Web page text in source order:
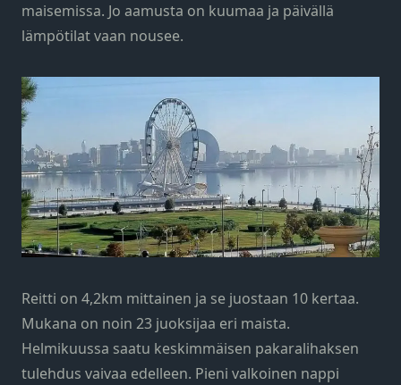
maisemissa. Jo aamusta on kuumaa ja päivällä
lämpötilat vaan nousee.
Reitti on 4,2km mittainen ja se juostaan 10 kertaa.
Mukana on noin 23 juoksijaa eri maista.
Helmikuussa saatu keskimmäisen pakaralihaksen
tulehdus vaivaa edelleen. Pieni valkoinen nappi